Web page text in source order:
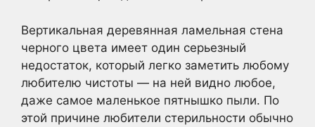
Вертикальная деревянная ламельная стена
черного цвета имеет один серьезный
недостаток, который легко заметить любому
любителю чистоты — на ней видно любое,
даже самое маленькое пятнышко пыли. По
этой причине любители стерильности обычно